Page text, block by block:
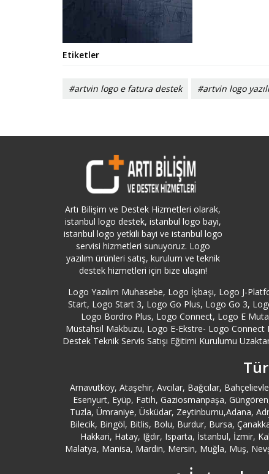
Etiketler
#artvin logo e fatura destek #artvin logo
Artı Bilişim ve Destek Hizmetleri olarak,
istanbul logo destek, istanbul logo bayi,
istanbul logo yetkili bayi ve istanbul logo
servisi hizmetleri sunuyoruz. Logo
yazılım ürünleri satış, kurulum ve teknik
destek hizmetleri için bize ulaşın!
Logo Yazılım Muhasebe, Logo İşbaşı, Logo J-
Start, Logo Start 3, Logo Go Plus, Logo Go 3,
Logo Bordro Plus, Logo Connect, Logo E
Müstahsil Makbuzu, Logo E-Ekstre- Logo
Destek Teknik Servis Satışı Eğitimi Kurulumu
Arnavutköy, Ataşehir, Avcılar, Bağcılar,
Esenyurt, Eyüp, Fatih, Gaziosmanpaşa,
Tuzla, Ümraniye, Üsküdar, Zeytinburnu,Adana,
Bilecik, Bingöl, Bitlis, Bolu, Burdur, Bursa,
Hakkari, Hatay, Iğdır, Isparta, İstanbul, İzmir,
Malatya, Manisa, Mardin, Mersin, Muğla, Muş,